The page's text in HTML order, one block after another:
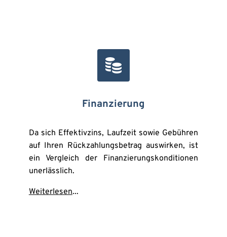
Finanzierung
Da sich Effektivzins, Laufzeit sowie Gebühren
auf Ihren Rückzahlungsbetrag auswirken, ist
ein Vergleich der Finanzierungskonditionen
unerlässlich.
Weiterlesen...